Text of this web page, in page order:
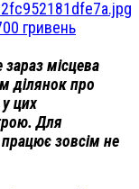
гривень
зараз місцева
ділянок про
цих
Для
працює зовсім не